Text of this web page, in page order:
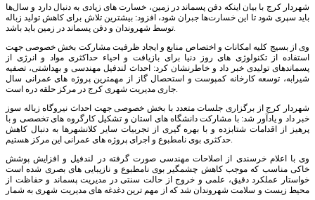
شهردار کرج با بیان اینکه دفن پسماند در زمین، خسارت های زیادی به دنبال دارد و سال‌ها
باید سپری شود تا این خسارت‌ها جبران شود، افزود: بیشترین تلاش برای کاهش تولید زباله
توسط شهروندان و دفن پسماند در زمین باید باشد.
وی از بسیج کلیه امکانات و اختصاص منابع و ایجاد ظرفیت مشارکت بخش خصوصی جهت
استفاده از تکنولوژی های روز دنیا برای بازیافت و احیاء حداکثری مواد و انرژی از
پسماندهای تولیدی خبر داد و خاطرنشان کرد: احداث لندفیل مهندسی و بهداشتی، تصفیه
شیرابه، توسعه کارخانه کمپوست و استحصال گاز از مهمترین پروژه های عمرانی سال
جاری مدیریت شهری کرج در مرکز حلقه دره است.
شهردار کرج از برگزاری جلسات متعدد با بخش خصوصی جهت احداث نیروگاه زباله سوز
خبر داد و یادآور شد: با مشارکت دانشگاه های استان و تشکیل کارگروه های تخصصی و با
پرهیز از اقدامات شتابزده و با بهره گیری از تجربیات سایر کلانشهرها به دنبال کاهش
حدکثری بوی نامطبوع و اجرای پروژه های عمرانی این مرکز هستیم.
وی با اعلام خرسندی از اصلاحات مهندسی صورت گرفته در لندفیل و افزایش پوشش
خاکی مناسب که موجب کاهش چشمگیر بوی نامطبوع و نازیبایی های بصری شده است
خواستار عملکرد دقیق، علمی و خروج از حالت سنتی در مدیریت پسماند و حفاظت از
محیط زیست و سلامت شهروندان شد که از مهم ترین دغدغه های مدیریت شهری به شمار